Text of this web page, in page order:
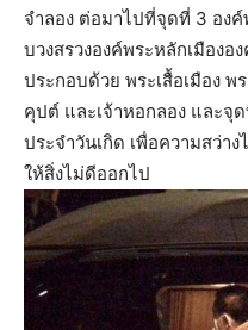
จำลอง ต่อมาไปที่จุดที่ 3 องค์
บวงสรวงองค์พระหลักเมืองอ
ประกอบด้วย พระเสื้อเมือง พ
คุปต์ และเจ้าหอกลอง และจุ
ประจำวันเกิด เพื่อความสว่าง
ให้สิ่งไม่ดีออกไป